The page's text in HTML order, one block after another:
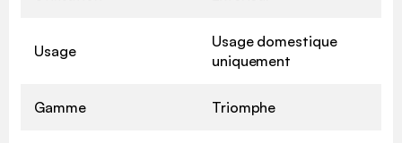
Usage
Usage domestique
uniquement
Gamme Triomphe